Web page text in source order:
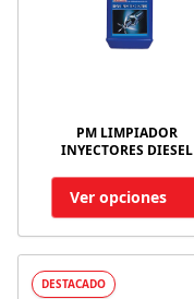
PM LIMPIADOR
INYECTORES DIESEL
Ver opciones
DESTACADO